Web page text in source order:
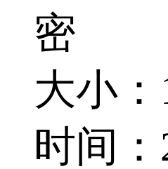
密
大小：
时间：